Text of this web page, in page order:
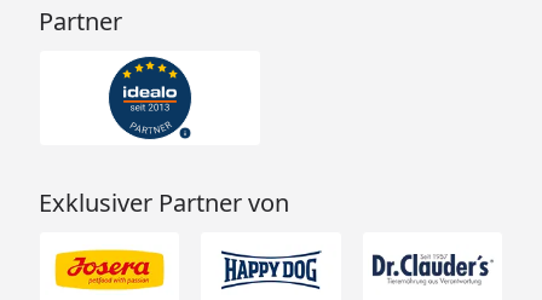
Partner
Exklusiver Partner von